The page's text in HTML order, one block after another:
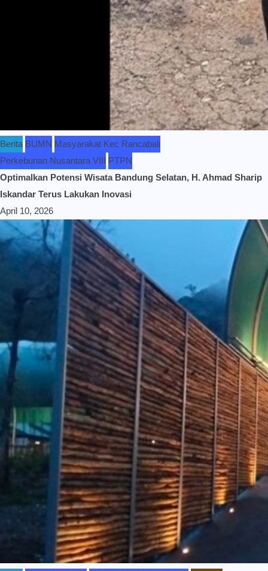
Berita BUMN Masyarakat Kec Rancabali
Perkebunan Nusantara VIII PTPN
Optimalkan Potensi Wisata Bandung Selatan, H. Ahmad Sharip
Iskandar Terus Lakukan Inovasi
April 10, 2026